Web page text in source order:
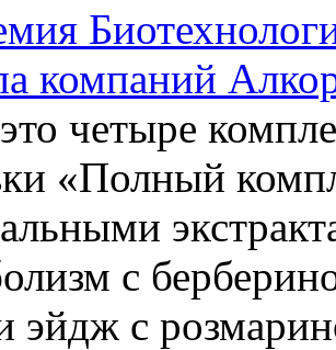
компаний
четыре
«Полный
с
эйдж с